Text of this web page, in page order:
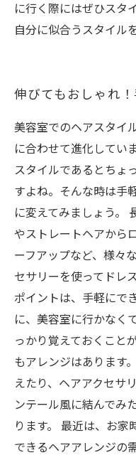
に行く際にはぜひスタ
自分に似合うスタイル
伸びてもおしゃれ
美容室でのヘアスタイ
に合わせて進化してい
スタイルであるとちょ
すよね。そんな時は手
に変えてみましょう。
やストレートヘアから
ーフアップなど、様々
セサリーを使ってドレ
ポイントは、手軽にで
に、美容室に行かなく
っかり覚えておくこと
もアレンジはあります
えたり、ヘアアクセサ
ンテール風に結んでみ
ります。 最近は、お
できるヘアアレンジの